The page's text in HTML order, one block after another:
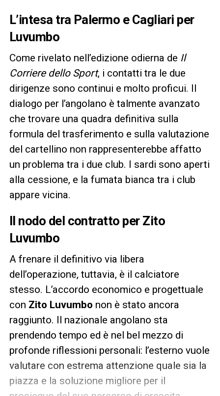
L’intesa tra Palermo e Cagliari per
Luvumbo
Come rivelato nell’edizione odierna de Il
Corriere dello Sport, i contatti tra le due
dirigenze sono continui e molto proficui. Il
dialogo per l’angolano è talmente avanzato
che trovare una quadra definitiva sulla
formula del trasferimento e sulla valutazione
del cartellino non rappresenterebbe affatto
un problema tra i due club. I sardi sono aperti
alla cessione, e la fumata bianca tra i club
appare vicina.
Il nodo del contratto per Zito
Luvumbo
A frenare il definitivo via libera
dell’operazione, tuttavia, è il calciatore
stesso. L’accordo economico e progettuale
con Zito Luvumbo non è stato ancora
raggiunto. Il nazionale angolano sta
prendendo tempo ed è nel bel mezzo di
profonde riflessioni personali: l’esterno vuole
valutare con estrema attenzione quale sia la
piazza e la soluzione migliore per il